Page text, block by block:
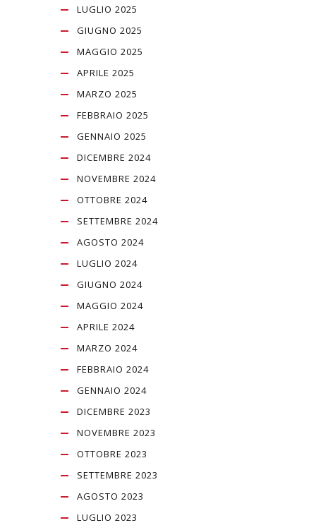
LUGLIO 2025
GIUGNO 2025
MAGGIO 2025
APRILE 2025
MARZO 2025
FEBBRAIO 2025
GENNAIO 2025
DICEMBRE 2024
NOVEMBRE 2024
OTTOBRE 2024
SETTEMBRE 2024
AGOSTO 2024
LUGLIO 2024
GIUGNO 2024
MAGGIO 2024
APRILE 2024
MARZO 2024
FEBBRAIO 2024
GENNAIO 2024
DICEMBRE 2023
NOVEMBRE 2023
OTTOBRE 2023
SETTEMBRE 2023
AGOSTO 2023
LUGLIO 2023